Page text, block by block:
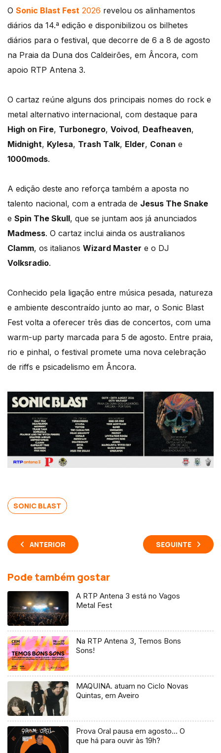
O Sonic Blast Fest 2026 revelou os alinhamentos
diários da 14.ª edição e disponibilizou os bilhetes
diários para o festival, que decorre de 6 a 8 de agosto
na Praia da Duna dos Caldeirões, em Âncora, com
apoio RTP Antena 3.
O cartaz reúne alguns dos principais nomes do rock e
metal alternativo internacional, com destaque para
High on Fire, Turbonegro, Voivod, Deafheaven,
Midnight, Kylesa, Trash Talk, Elder, Conan e
1000mods.
A edição deste ano reforça também a aposta no
talento nacional, com a entrada de Jesus The Snake
e Spin The Skull, que se juntam aos já anunciados
Madmess. O cartaz inclui ainda os australianos
Clamm, os italianos Wizard Master e o DJ
Volksradio.
Conhecido pela ligação entre música pesada, natureza
e ambiente descontraído junto ao mar, o Sonic Blast
Fest volta a oferecer três dias de concertos, com uma
warm-up party marcada para 5 de agosto. Entre praia,
rio e pinhal, o festival promete uma nova celebração
de riffs e psicadelismo em Âncora.
SONIC BLAST
ANTERIOR SEGUINTE
Pode também gostar
A RTP Antena 3 está no Vagos
Metal Fest
Na RTP Antena 3, Temos Bons
Sons!
MAQUINA. atuam no Ciclo Novas
Quintas, em Aveiro
Prova Oral pausa em agosto… O
que há para ouvir às 19h?